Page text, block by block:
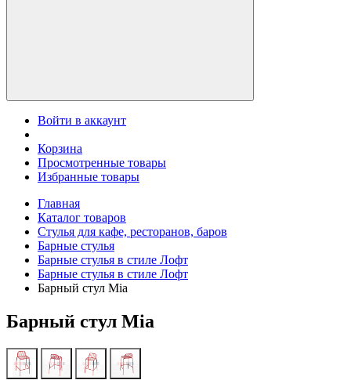
Войти в аккаунт
Корзина
Просмотренные товары
Избранные товары
Главная
Каталог товаров
Стулья для кафе, ресторанов, баров
Барные стулья
Барные стулья в стиле Лофт
Барные стулья в стиле Лофт
Барный стул Mia
Барный стул Mia